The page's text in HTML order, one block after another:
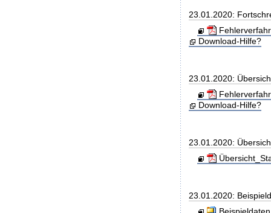
23.01.2020:
Download-Hilfe?
23.01.2020:
Download-Hilfe?
23.01.2020:
23.01.2020: